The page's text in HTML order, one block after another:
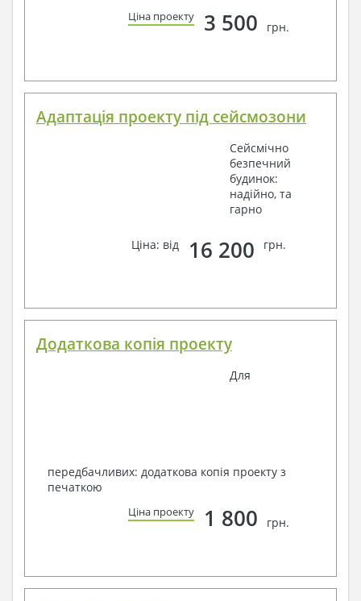
Ціна проекту 3 500 грн.
Адаптація проекту під сейсмозони
Сейсмічно
безпечний
будинок:
надійно, та
гарно
Ціна: від 16 200 грн.
Додаткова копія проекту
Для
передбачливих: додаткова копія проекту з
печаткою
Ціна проекту 1 800 грн.